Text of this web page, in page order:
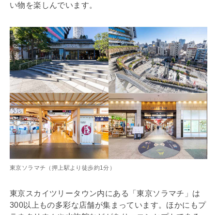
い物を楽しんでいます。
東京ソラマチ（押上駅より徒歩約1分）
東京スカイツリータウン内にある「東京ソラマチ」は
300以上もの多彩な店舗が集まっています。ほかにもプ